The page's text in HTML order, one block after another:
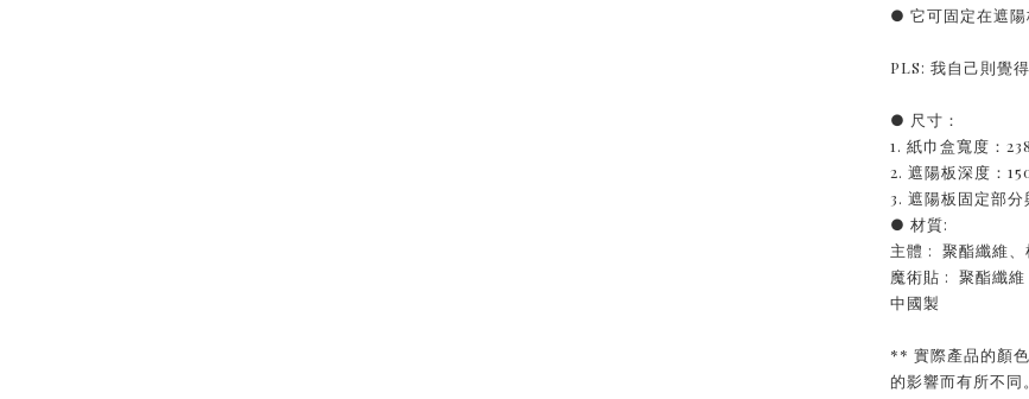
● 它可固定在遮陽
PLS: 我自己則覺
● 尺寸：
1. 紙巾盒寬度：
2. 遮陽板深度：
3. 遮陽板固定部
● 材質:
主體 : 聚酯纖維、
魔術貼 : 聚酯纖維
中國製
** 實際產品的顏
的影響而有所不同。